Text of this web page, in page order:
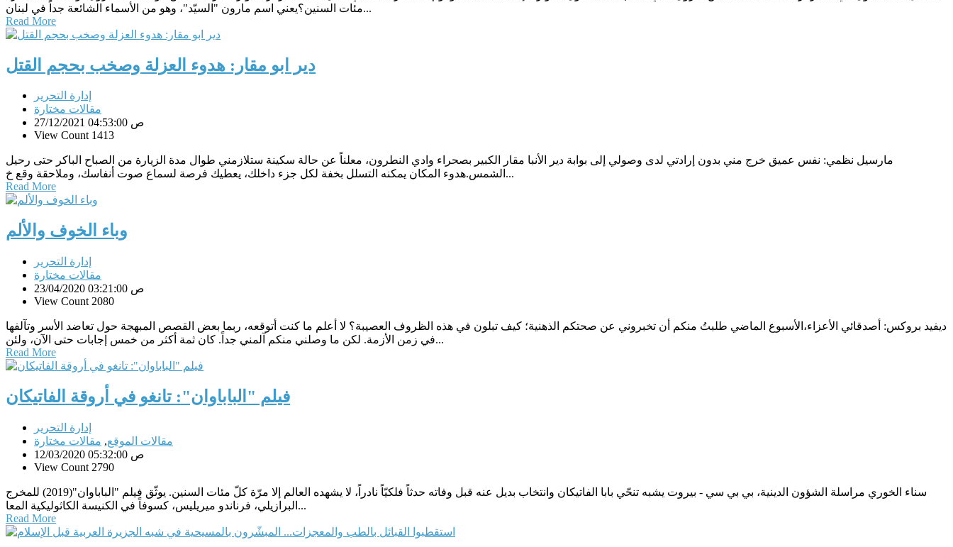
مئات السنين؟يعني اسم مارون "السيّد"، وهو من الأسماء الشائعة جداً في لبنان...
Read More
دير ابو مقار: هدوء العزلة وصخب بحجم القتل
إدارة التحرير
مقالات مختارة
27/12/2021 04:53:00 ص
View Count 1413
مارسيل نظمي: نفس عميق خرج مني بدون إرادتي لدى وصولي إلى بوابة دير الأنبا مقار الكبير بصحراء وادي النطرون، معلناً عن حالة سكينة ستلازمني طوال مدة الزيارة من الصباح الباكر حتى رحيل
الشمس.هدوء المكان يمكنه التسلل بخفة لكل جزء داخلك، يعطيك فرصة لسماع صوت أنفاسك، وملاحقة وقع خ...
Read More
وباء الخوف والألم
إدارة التحرير
مقالات مختارة
23/04/2020 03:21:00 ص
View Count 2080
ديفيد بروكس: أصدقائي الأعزاء،الأسبوع الماضي طلبتُ منكم أن تخبروني عن صحتكم الذهنية؛ كيف تبلون في هذه الظروف العصيبة؟ لا أعلم ما كنت أتوقعه، ربما بعض القصص المبهجة حول تعاضد الأسر وتآلفها
في زمن الأزمة. لكن ما وصلني منكم آلمني جداً. كان ثمة أكثر من خمس إجابات حتى الآن، ولئن...
Read More
فيلم "الباباوان": تانغو في أروقة الفاتيكان
إدارة التحرير
مقالات الموقع, مقالات مختارة
12/03/2020 05:32:00 ص
View Count 2790
سناء الخوري مراسلة الشؤون الدينية، بي بي سي - بيروت يشبه تنحّي بابا الفاتيكان وانتخاب بديل عنه قبل وفاته حدثاً فلكيّاً نادراً، لا يشهده العالم إلا مرّة كلّ مئات السنين. يوثّق فيلم "الباباوان"(2019) للمخرج
البرازيلي، فرناندو ميريليس، كسوفاً في الكنيسة الكاثوليكية المعا...
Read More